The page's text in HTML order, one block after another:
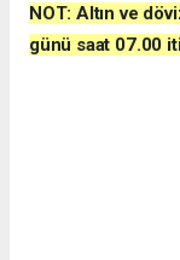
NOT: Altın ve
günü saat 07.00